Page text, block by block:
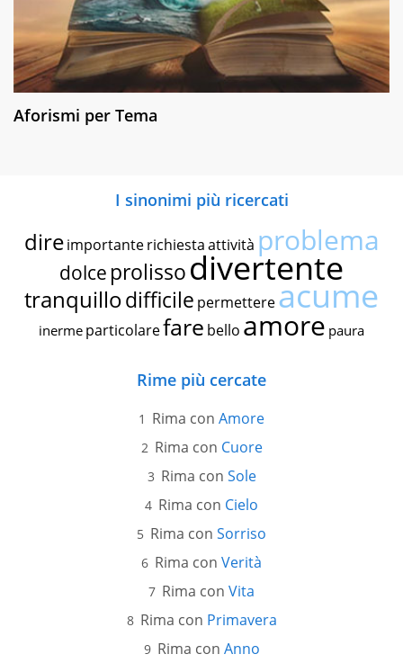
Aforismi per Tema
I sinonimi più ricercati
dire importante richiestaattività problema
dolce prolissodivertente
tranquillodifficile permettereacume
inerme particolarefare bello amore paura
Rime più cercate
Rima con Amore
Rima con Cuore
Rima con Sole
Rima con Cielo
Rima con Sorriso
Rima con Verità
Rima con Vita
Rima con Primavera
Rima con Anno